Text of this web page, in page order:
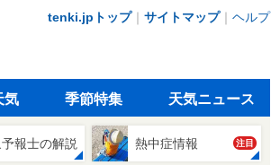
tenki.jpトップ｜ サイトマップ｜ ヘルプ
気 季節特集 天気ニュース
報士の解説 熱中症情報 注目